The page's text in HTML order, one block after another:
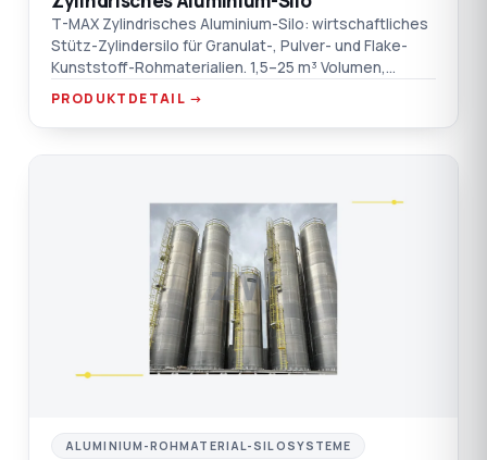
T-MAX Zylindrisches Aluminium-Silo: wirtschaftliches
Stütz-Zylindersilo für Granulat-, Pulver- und Flake-
Kunststoff-Rohmaterialien. 1,5–25 m³ Volumen,
Speziellegierungs-Aluminium oder SST-304,
PRODUKTDETAIL →
ZW
ALUMINIUM-ROHMATERIAL-SILOSYSTEME